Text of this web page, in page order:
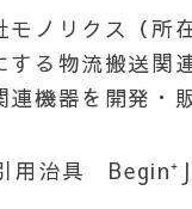
モノリクス（所
する物流搬送関
連機器を開発・
用治具